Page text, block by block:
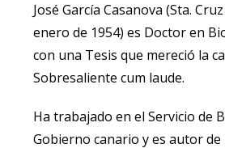
José García Casanova (Sta.
enero de 1954) es Doctor en
con una Tesis que mereció la
Sobresaliente cum laude.
Ha trabajado en el Servicio de
Gobierno canario y es autor